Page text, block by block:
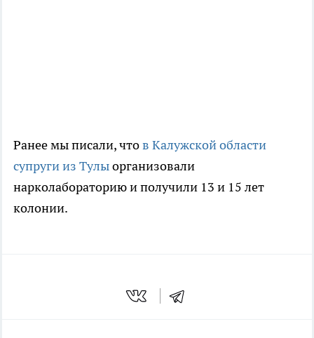
Ранее мы писали, чтов Калужской области
супруги из Тулыорганизовали
нарколабораторию и получили 13 и 15 лет
колонии.